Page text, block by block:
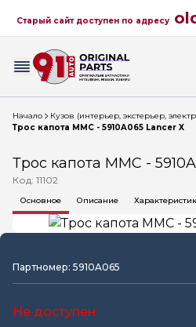
Старый сайт доступен по адресу
Начало
Кузов (интерьер, экстерьер,
Трос капота MMC - 5910A065 Lancer X
Трос капота MMC -
Код: 11102
Основное Описание
Партномер: 5910A065
Не доступен